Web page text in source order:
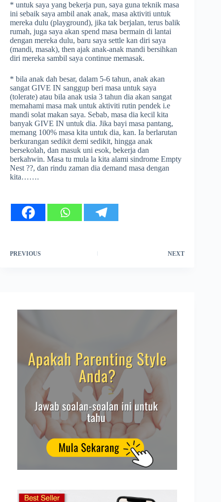
* untuk saya yang bekerja pun, saya guna teknik masa
ini sebaik saya ambil anak anak, masa aktiviti untuk
mereka dulu (playground), jika tak berjalan, terus balik
rumah, juga saya akan spend masa bermain di lantai
dengan mereka dulu, baru saya settle kan diri saya
(mandi, masak), then ajak anak-anak mandi bersihkan
diri mereka sambil saya continue memasak.
* bila anak dah besar, dalam 5-6 tahun, anak akan
sangat GIVE IN sanggup beri masa untuk saya
(tolerate) atau bila anak usia 3 tahun dia akan sangat
memahami masa mak untuk aktiviti rutin pendek i.e
mandi solat makan saya. Sebab, masa dia kecil kita
banyak GIVE IN untuk dia. Jika bayi masa pantang,
memang 100% masa kita untuk dia, kan. Ia berlarutan
berkurangan sedikit demi sedikit, hingga anak
bersekolah, dan masuk uni esok, bekerja dan
berkahwin. Masa tu mula la kita alami sindrome Empty
Nest ??, dan rindu zaman dia demand masa dengan
kita…….
PREVIOUS NEXT